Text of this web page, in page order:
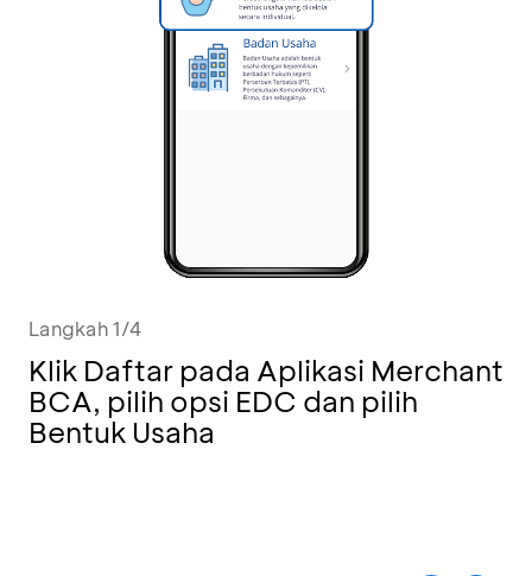
Langkah 1/4
Klik Daftar pada Aplikasi Merchant
BCA, pilih opsi EDC dan pilih
Bentuk Usaha